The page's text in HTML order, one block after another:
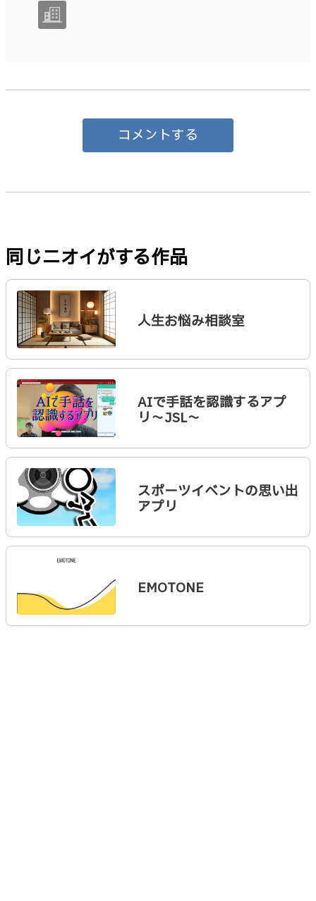
コメントする
同じニオイがする作品
人生お悩み相談室
AIで手話を認識するアプ
リ～JSL～
スポーツイベントの思い出
アプリ
EMOTONE